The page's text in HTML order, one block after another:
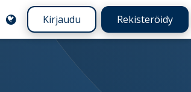
Kirjaudu Rekisteröidy